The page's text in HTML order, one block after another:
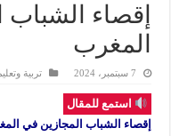
إقصاء
المغرب
7 سبتمبر، 2024 تربية
استمع للمقال
إقصاء الشباب المجازين في